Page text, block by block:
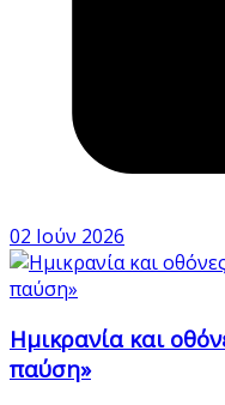
02 Ιούν 2026
Ημικρανία και
παύση»